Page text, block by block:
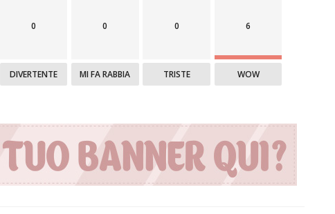
0
DIVERTENTE
0
MI FA RABBIA
0
TRISTE
6
WOW